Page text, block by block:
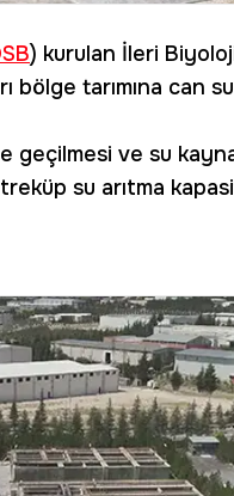
) kurulan İleri
bölge tarımına can
ve su
su arıtma